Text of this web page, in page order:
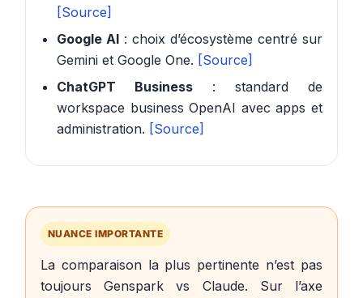
[Source]
Google AI : choix d’écosystème centré sur
Gemini et Google One. [Source]
ChatGPT Business : standard de
workspace business OpenAI avec apps et
administration. [Source]
NUANCE IMPORTANTE
La comparaison la plus pertinente n’est pas
toujours Genspark vs Claude. Sur l’axe